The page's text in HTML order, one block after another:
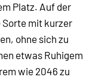
Platz. Auf der
Sorte mit kurzer
ohne sich zu
etwas Ruhigem
wie 2046 zu